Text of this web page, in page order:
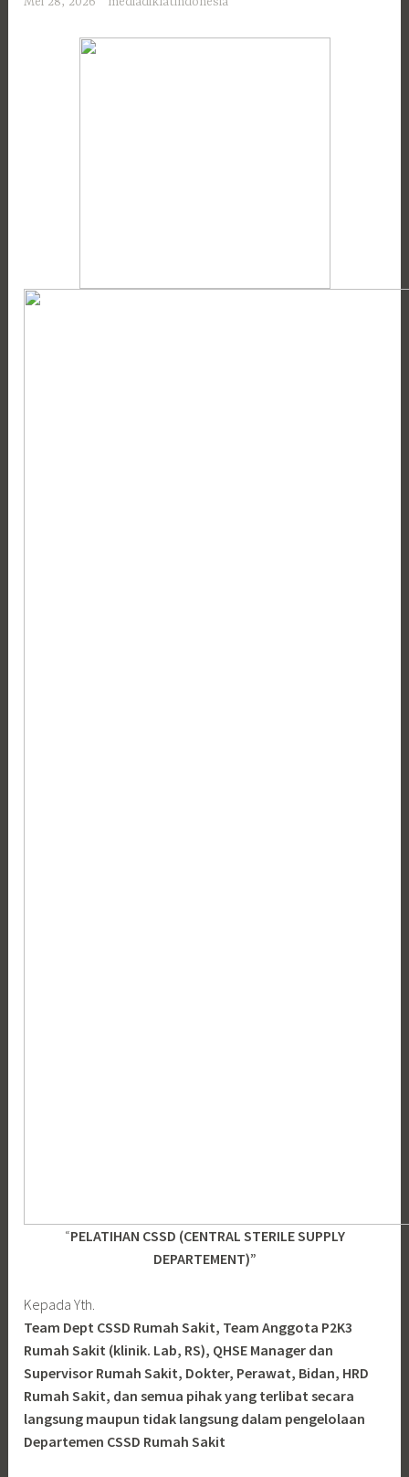
“PELATIHAN CSSD (CENTRAL STERILE SUPPLY
DEPARTEMENT)”
Kepada Yth.
Team Dept CSSD Rumah Sakit, Team Anggota P2K3
Rumah Sakit (klinik. Lab, RS), QHSE Manager dan
Supervisor Rumah Sakit, Dokter, Perawat, Bidan, HRD
Rumah Sakit, dan semua pihak yang terlibat secara
langsung maupun tidak langsung dalam pengelolaan
Departemen CSSD Rumah Sakit